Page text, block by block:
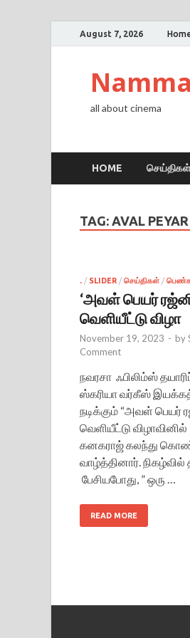
August 7, 2026
all about cinema
HOME செய்திகள்
TAG: AVAL
. / SLIDER / செய்திகள் /
‘அவள் பெயர்
வெளியீட்டு விழா
November 19, 2023 - by
Comment
நவரசா ஃபிலிம்ஸ்
ஸ்கரியா வர்கீஸ்
நடிக்கும் “அவள் பெயர்
வெளியீட்டு
கனகராஜ் கலந்து
வாழ்த்தினார். நிகழ்வில்
பேசியபோது, ” ஒரு …
READ MORE